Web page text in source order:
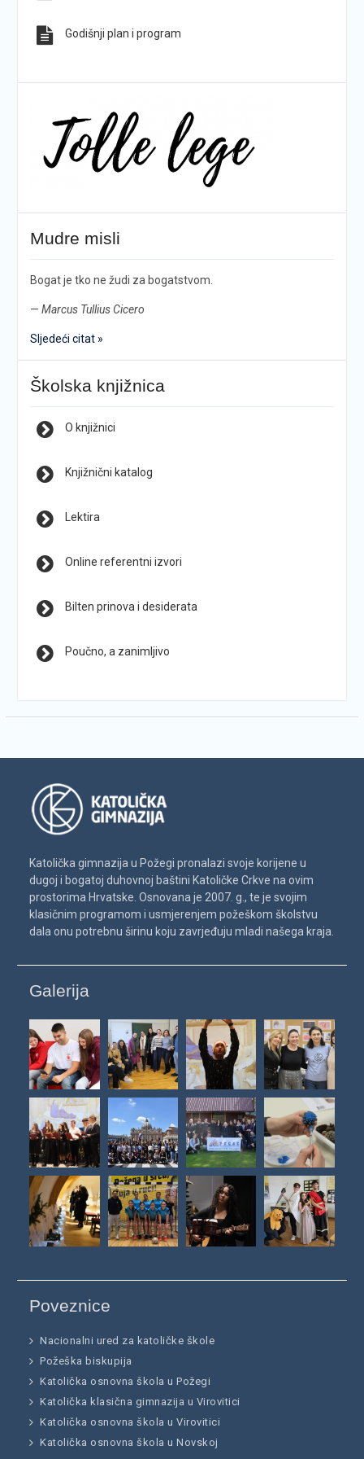
Godišnji plan i program
Mudre misli
Bogat je tko ne žudi za bogatstvom.
— Marcus Tullius Cicero
Sljedeći citat »
Školska knjižnica
O knjižnici
Knjižnični katalog
Lektira
Online referentni izvori
Bilten prinova i desiderata
Poučno, a zanimljivo
Katolička gimnazija u Požegi pronalazi svoje korijene u
dugoj i bogatoj duhovnoj baštini Katoličke Crkve na ovim
prostorima Hrvatske. Osnovana je 2007. g., te je svojim
klasičnim programom i usmjerenjem požeškom školstvu
dala onu potrebnu širinu koju zavrjeđuju mladi našega kraja.
Galerija
Poveznice
Nacionalni ured za katoličke škole
Požeška biskupija
Katolička osnovna škola u Požegi
Katolička klasična gimnazija u Virovitici
Katolička osnovna škola u Virovitici
Katolička osnovna škola u Novskoj